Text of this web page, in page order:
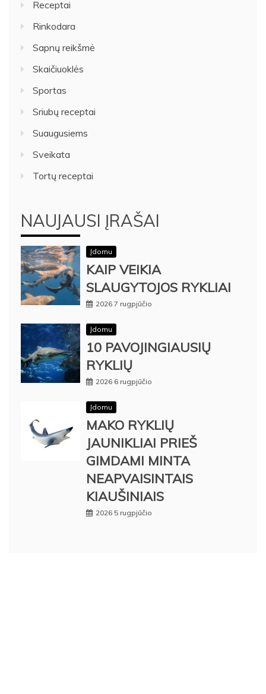
Receptai
Rinkodara
Sapnų reikšmė
Skaičiuoklės
Sportas
Sriubų receptai
Suaugusiems
Sveikata
Tortų receptai
NAUJAUSI ĮRAŠAI
Įdomu
KAIP VEIKIA
SLAUGYTOJOS RYKLIAI
2026 7 rugpjūčio
Įdomu
10 PAVOJINGIAUSIŲ
RYKLIŲ
2026 6 rugpjūčio
Įdomu
MAKO RYKLIŲ
JAUNIKLIAI PRIEŠ
GIMDAMI MINTA
NEAPVAISINTAIS
KIAUŠINIAIS
2026 5 rugpjūčio